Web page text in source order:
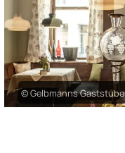
© Gelbmanns Gaststube